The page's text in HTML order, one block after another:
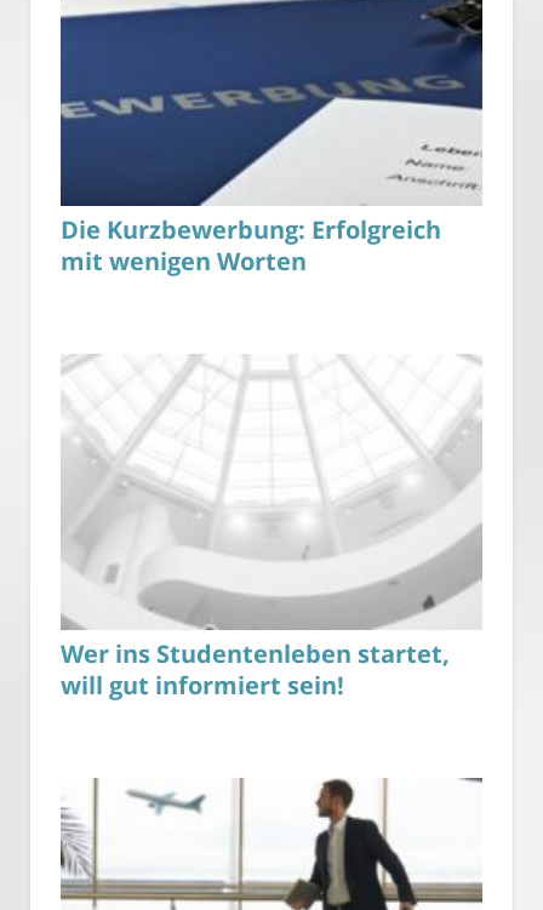
Die Kurzbewerbung: Erfolgreich
mit wenigen Worten
Wer ins Studentenleben startet,
will gut informiert sein!